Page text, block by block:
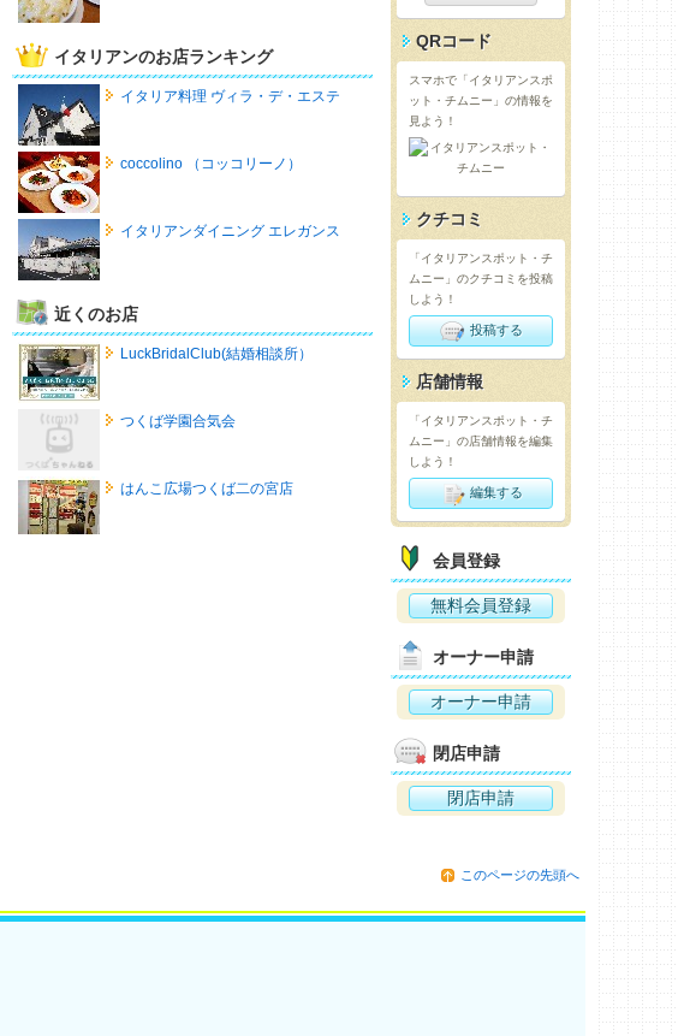
イタリアンのお店ランキング
イタリア料理 ヴィラ・デ・エステ
coccolino （コッコリーノ）
イタリアンダイニング エレガンス
近くのお店
LuckBridalClub(結婚相談所）
つくば学園合気会
はんこ広場つくば二の宮店
QRコード
スマホで「イタリアンスポ
ット・チムニー」の情報を
見よう！
クチコミ
「イタリアンスポット・チ
ムニー」のクチコミを投稿
しよう！
投稿する
店舗情報
「イタリアンスポット・チ
ムニー」の店舗情報を編集
しよう！
編集する
会員登録
無料会員登録
オーナー申請
オーナー申請
閉店申請
閉店申請
このページの先頭へ